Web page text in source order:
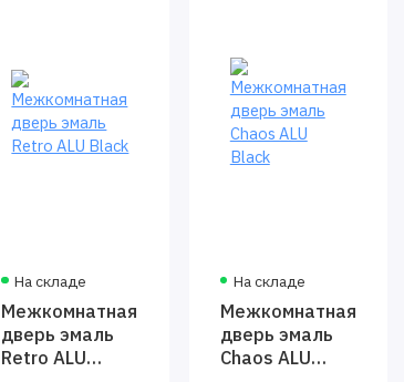
На складе
Межкомнатная
дверь эмаль
Retro ALU
На складе
Межкомнатная
дверь эмаль
Chaos ALU